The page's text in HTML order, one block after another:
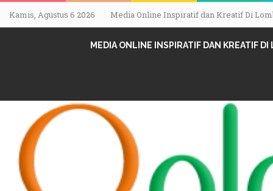
Kamis, Agustus 6 2026 Media Online Inspiratif dan Kreatif Di
MEDIA ONLINE INSPIRATIF DAN KREATIF